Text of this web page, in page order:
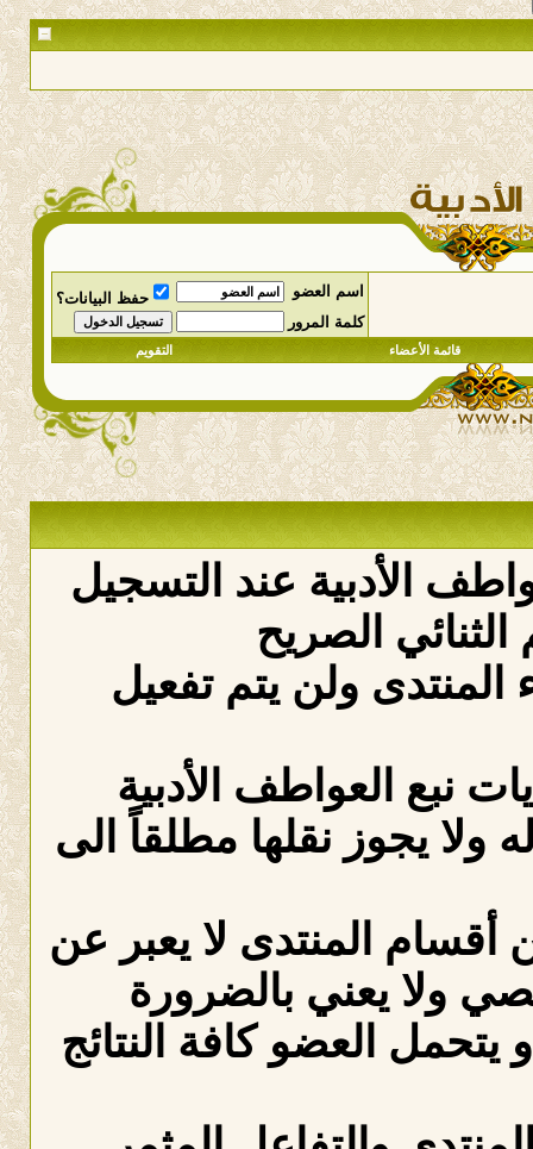
اسم العضو
حفظ البيانات؟
كلمة المرور
قائمة الأعضاء التقويم
الأدبية عند التسجيل
الصريح
ولن يتم تفعيل
نبع العواطف الأدبية
ولا يجوز نقلها مطلقاً الى
المنتدى لا يعبر عن
ولا يعني بالضرورة
العضو كافة النتائج